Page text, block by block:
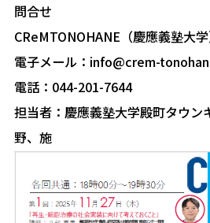
問合せ
CReMTONOHANE（慶應義塾大学
電子メール：info@crem-
電話：044-201-7644
担当者：慶應義塾大学殿町タウ
野、施